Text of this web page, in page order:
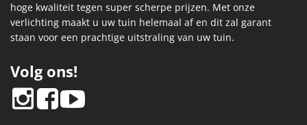
hoge kwaliteit tegen super scherpe prijzen. Met onze
verlichting maakt u uw tuin helemaal af en dit zal garant
staan voor een prachtige uitstraling van uw tuin.
Volg ons!